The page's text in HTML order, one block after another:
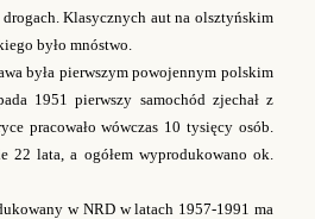
Klasycznych aut na olsztyńskim
było mnóstwo.
była pierwszym powojennym polskim
1951 pierwszy samochód zjechał z
pracowało wówczas 10 tysięcy osób.
22 lata, a ogółem wyprodukowano ok.
w NRD w latach 1957-1991 ma